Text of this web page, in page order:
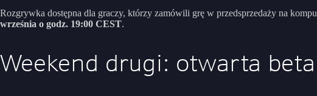
Rozgrywka dostępna dla graczy, którzy zamówili grę w przedsprzedaży na
września o godz. 19:00 CEST.
Weekend drugi: otwarta beta